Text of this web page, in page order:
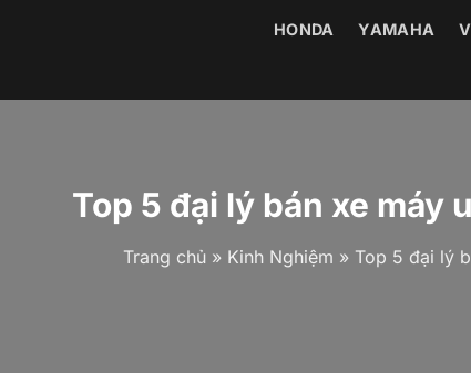
HONDA YAMAHA
Top 5 đại lý bán xe máy
Trang chủ» Kinh Nghiệm » Top 5 đại lý